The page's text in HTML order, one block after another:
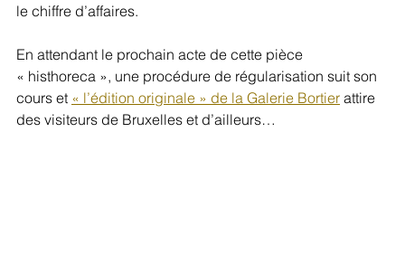
le chiffre d’affaires.
En attendant le prochain acte de cette pièce
« histhoreca », une procédure de régularisation suit son
cours et « l’édition originale » de la Galerie Bortier attire
des visiteurs de Bruxelles et d’ailleurs…